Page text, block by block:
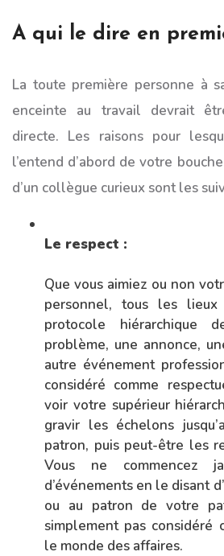
A qui le dire en
La toute première personne à
enceinte au travail devrait
directe. Les raisons pour
l’entend d’abord de votre
d’un collègue curieux sont les
Le respect :
Que vous aimiez ou non
personnel, tous les
protocole hiérarchique
problème, une annonce,
autre événement
considéré comme
voir votre supérieur
gravir les échelons
patron, puis peut-être les
Vous ne commencez
d’événements en le disant
ou au patron de votre
simplement pas considéré
le monde des affaires.